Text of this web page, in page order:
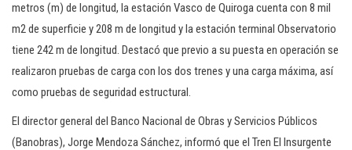
metros (m) de longitud, la estación Vasco de Quiroga cuenta con 8 mil
m2 de superficie y 208 m de longitud y la estación terminal Observatorio
tiene 242 m de longitud. Destacó que previo a su puesta en operación se
realizaron pruebas de carga con los dos trenes y una carga máxima, así
como pruebas de seguridad estructural.
El director general del Banco Nacional de Obras y Servicios Públicos
(Banobras), Jorge Mendoza Sánchez, informó que el Tren El Insurgente